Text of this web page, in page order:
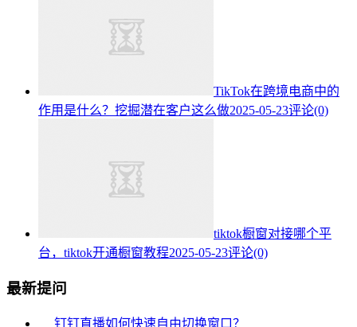
TikTok在跨境电商中的
作用是什么？挖掘潜在客户这么做2025-05-23评论(0)
tiktok橱窗对接哪个平
台，tiktok开通橱窗教程2025-05-23评论(0)
最新提问
钉钉直播如何快速自由切换窗口？